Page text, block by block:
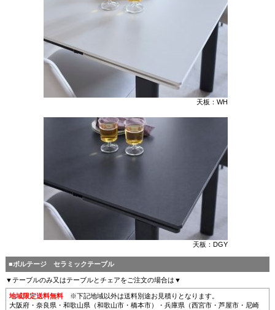
天板：WH
天板：DGY
■ボルテージ セラミックテーブル
▼テーブルのみ又はテーブルとチェアをご注文の場合は▼
地域限定送料無料※下記地域以外は送料別途お見積りとなります。
大阪府・奈良県・和歌山県（和歌山市・橋本市）・兵庫県（西宮市・芦屋市・尼崎